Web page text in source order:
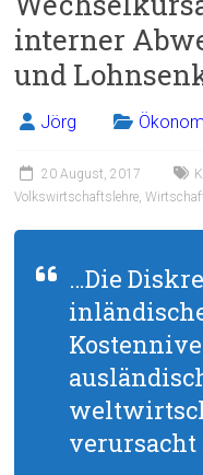
interner
und
Jörg
20 August, 2017
Volkswirtschaftslehre,
…Die
verursacht